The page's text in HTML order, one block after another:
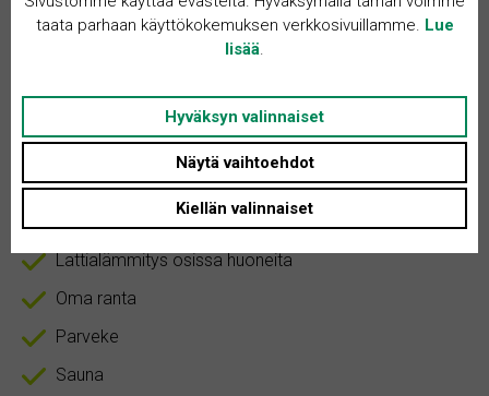
Tontin koko: 1000 m²
Järvinäköala
Lattialämmitys osissa huoneita
Oma ranta
Parveke
Sauna
taata parhaan käyttökokemuksen verkkosivuillamme. Lue
lisää
Hyväksyn valinnaiset
Näytä vaihtoehdot
Kiellän valinnaiset